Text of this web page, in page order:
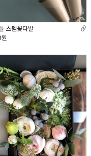
스템꽃다발